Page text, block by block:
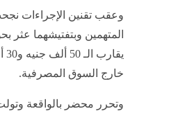
وعقب تقنين الإجراءات
المتهمين وبتفتيشهما عثر
خارج السوق المصرفية.
وتحرر محضر بالواقعة وتولت